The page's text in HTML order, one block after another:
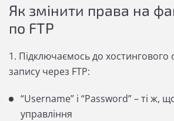
Як змінити права на
по FTP
1. Підключаємось до хостингового
запису через FTP:
“Username” і “Password” – ті ж,
управління